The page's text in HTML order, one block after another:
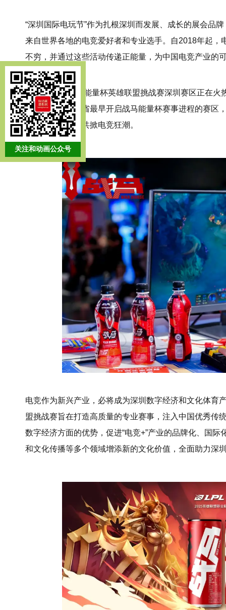
“深圳国际电玩节”作为扎根深圳而发展、成长的展会品
来自世界各地的电竞爱好者和专业选手。自2018年起
不穷，并通过这些活动传递正能量，为中国电竞产业的
今年，2025战马能量杯英雄联盟挑战赛深圳赛区正在
区作为整个广东省最早开启战马能量杯赛事进程的赛区
豪杰集结于此，共掀电竞狂潮。
电竞作为新兴产业，必将成为深圳数字经济和文化体育
盟挑战赛旨在打造高质量的专业赛事，注入中国优秀传
数字经济方面的优势，促进“电竞+”产业的品牌化、国
和文化传播等多个领域增添新的文化价值，全面助力深
关注和动画公众号